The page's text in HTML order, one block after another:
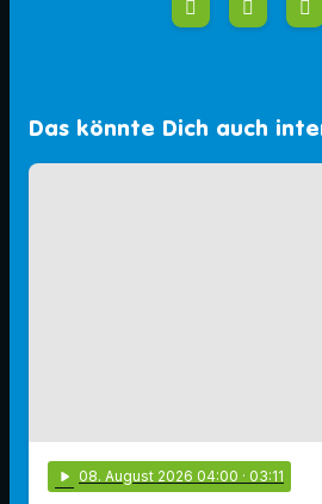
Das könnte Dich auch
play_arrow 08. August 2026 04:00 · 03:11